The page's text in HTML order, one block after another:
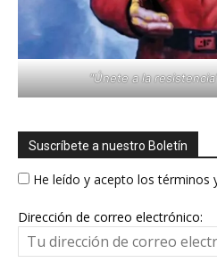
"Únete a la
Suscríbete a nuestro Boletín
He leído y acepto los términos
Dirección de correo electrónico: